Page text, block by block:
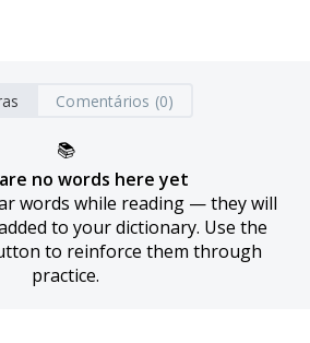
Comentários (0)
📚
no words here yet
words while reading — they will
to your dictionary. Use the
to reinforce them through
practice.